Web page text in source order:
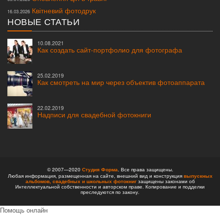
16.03.2026 Квітневий фотодрук
НОВЫЕ СТАТЬИ
10.08.2021
Как создать сайт-портфолио для фотографа
25.02.2019
Как смотреть на мир через объектив фотоаппарата
22.02.2019
Надписи для свадебной фотокниги
© 2007—2020 Студия Форма . Все права защищены.
Любая информация, размещенная на сайте, внешний вид и конструкция выпускных
альбомов, свадебных и школьных фотокнигзащищены законами об
Интеллектуальной собственности и авторском праве. Копирование и подделки
преследуются по закону.
Помощь онлайн